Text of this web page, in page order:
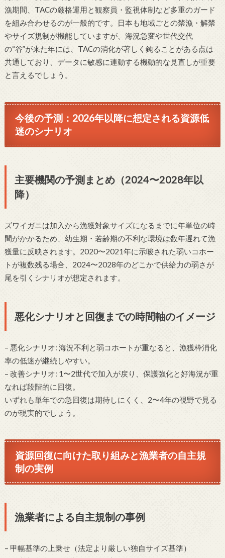
漁期間、TACの厳格運用と観察員・監視体制など多重のガード
を組み合わせるのが一般的です。日本も地域ごとの禁漁・解禁
やサイズ規制が機能していますが、海況急変や世代交代
の“谷”が来た年には、TACの消化が著しく鈍ることがある点は
共通しており、データに敏感に連動する機動的な見直しが重要
と言えるでしょう。
今後の予測：2026年以降に想定される資源低
迷のシナリオ
主要機関の予測まとめ（2024〜2028年以
降）
ズワイガニは加入から漁獲対象サイズになるまでに年単位の時
間がかかるため、幼生期・若齢期の不利な環境は数年遅れて漁
獲量に反映されます。2020〜2021年に示唆された弱いコホー
トが複数残る場合、2024〜2028年のどこかで供給力の弱さが
尾を引くシナリオが想定されます。
悪化シナリオと回復までの時間軸のイメージ
– 悪化シナリオ: 海況不利と弱コホートが重なると、漁獲枠消化
率の低迷が継続しやすい。
– 改善シナリオ: 1〜2世代で加入が戻り、保護強化と好海況が重
なれば段階的に回復。
いずれも単年での急回復は期待しにくく、2〜4年の視野で見る
のが現実的でしょう。
資源回復に向けた取り組みと漁業者の自主規
制の実例
漁業者による自主規制の事例
– 甲幅基準の上乗せ（法定より厳しい独自サイズ基準）